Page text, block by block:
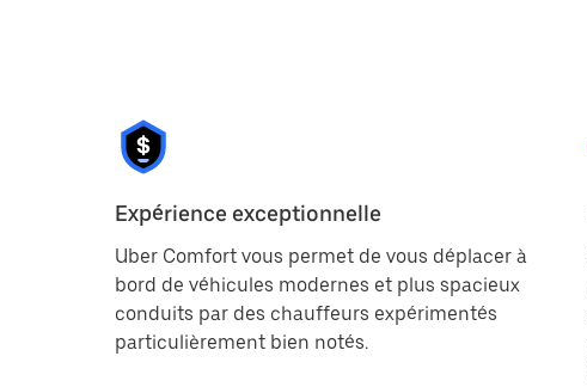
Expérience exceptionnelle
Uber Comfort vous permet de vous déplacer à
bord de véhicules modernes et plus spacieux
conduits par des chauffeurs expérimentés
particulièrement bien notés.